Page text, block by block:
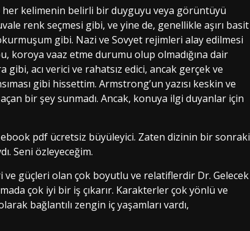
her kelimenin belirli bir duyguyu veya görüntüyü
renk seçmesi gibi, ve yine de, genellikle aşırı basit
gibi. Nazi ve Sovyet rejimleri alay edilmesi
koroya vaaz etme durumu olup olmadığına dair
acı verici ve rahatsız edici, ancak gerçek ve
gibi hissettim. Armstrong’un yazısı keskin ve
bir şey sunmadı. Ancak, konuya ilgi duyanlar için
pdf ücretsiz büyüleyici. Zaten dizinin bir sonraki
Seni özleyeceğim.
güçleri olan çok boyutlu ve relatiflerdir Dr. Gelecek
çok iyi bir iş çıkarır. Karakterler çok yönlü ve
bağlantılı zengin iç yaşamları vardı,